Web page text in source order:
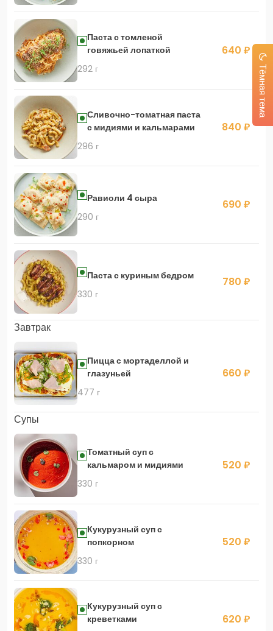
Паста с томленой
говяжьей лопаткой
292 г
640 ₽
Сливочно-томатная паста
с мидиями и кальмарами
296 г
840 ₽
Равиоли 4 сыра
290 г
690 ₽
Паста с куриным бедром
330 г
780 ₽
Завтрак
Пицца с мортаделлой и
глазуньей
477 г
660 ₽
Супы
Томатный суп с
кальмаром и мидиями
330 г
520 ₽
Кукурузный суп с
попкорном
330 г
520 ₽
Кукурузный суп с
креветками
620 ₽
Тёмная тема